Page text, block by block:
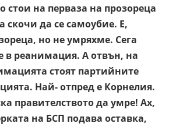
стои на перваза на прозореца
скочи да се самоубие. Е,
но не умряхме. Сега
в реанимация. А отвън, на
стоят партийните
Най- отпред е Корнелия.
правителството да умре! Ах,
на БСП подава оставка,